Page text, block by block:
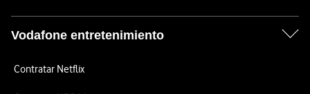
Vodafone entretenimiento
Contratar Netflix